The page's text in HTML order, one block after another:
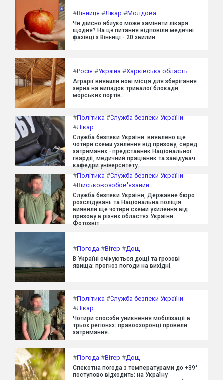
#Вінниця #Лікар #Молдова
Чи дійсно яблуко може замінити лікаря
щодня? На це питання відповіли медичні
фахівці з Вінниці - 20 хвилин.
#Росія #Україна #Харківська область
Аграрії виявили нові місця для зберігання
зерна на випадок тривалої блокади
морських портів.
#Політика #Служба безпеки України
#Лікар
Служба безпеки України: виявлено ще
чотири схеми ухилення від призову, серед
затриманих - представник Національної
гвардії, медичний працівник та завідувач
кафедри університету.
#Політика #Служба безпеки України
#Військовозобов'язаний
Служба безпеки України, Державне бюро
розслідувань та Національна поліція
виявили ще чотири схеми ухилення від
призову в різних областях України.
Фотозвіт.
#Погода #Вітер #Дощ
В Україні очікуються дощі та грозові
явища: прогноз погоди на вихідні.
#Політика #Служба безпеки України
#Лікар
Чотири способи уникнення мобілізації в
трьох регіонах: правоохоронці провели
затримання.
#Погода #Вітер #Дощ
Спекотна погода з температурами до +39°
поступово відходить: на Україну